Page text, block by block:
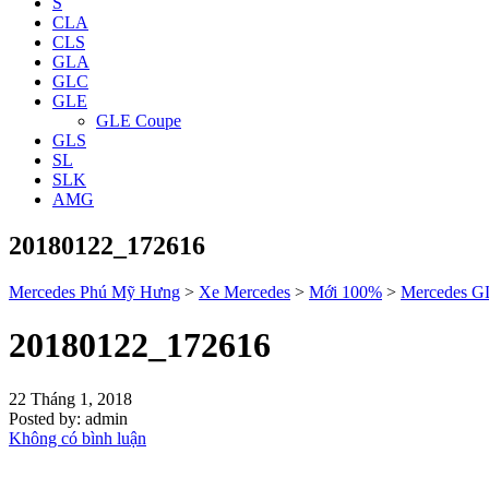
CLA
CLS
GLA
GLC
GLE
GLE Coupe
GLS
SL
SLK
AMG
20180122_172616
Mercedes Phú Mỹ Hưng > Xe Mercedes > Mới 100% > Mercedes
20180122_172616
22 Tháng 1, 2018
Posted by: admin
Không có bình luận